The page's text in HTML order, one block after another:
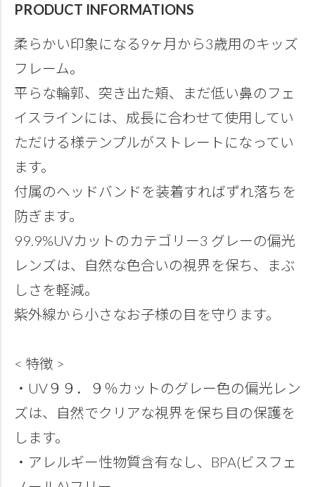
PRODUCT INFORMATIONS
柔らかい印象になる9ヶ月から3歳用のキッズ
フレーム。
平らな輪郭、突き出た頬、まだ低い鼻のフェ
イスラインには、成長に合わせて使用してい
ただける様テンプルがストレートになってい
ます。
付属のヘッドバンドを装着すればずれ落ちを
防ぎます。
99.9%UVカットのカテゴリー3 グレーの偏光
レンズは、自然な色合いの視界を保ち、まぶ
しさを軽減。
紫外線から小さなお子様の目を守ります。
< 特徴 >
・UV９９．９％カットのグレー色の偏光レン
ズは、自然でクリアな視界を保ち目の保護を
します。
・アレルギー性物質含有なし、BPA(ビスフェ